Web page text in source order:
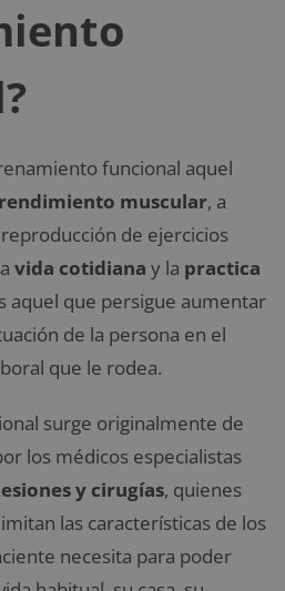
funcional aquel
muscular, a
de ejercicios
vida cotidiana y la practica
aquel que persigue aumentar
de la persona en el
que le rodea.
surge originalmente de
los médicos especialistas
y cirugías, quienes
las características de los
necesita para poder